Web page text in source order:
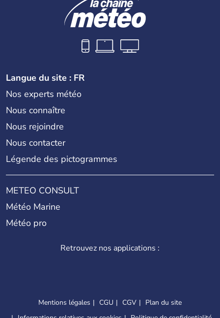
Langue du site : FR
Nos experts météo
Nous connaître
Nous rejoindre
Nous contacter
Légende des pictogrammes
METEO CONSULT
Météo Marine
Météo pro
Retrouvez nos applications :
Mentions légales CGU CGV
Plan du site